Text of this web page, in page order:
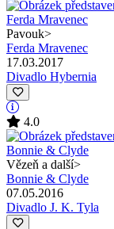
Pavouk>
Ferda Mravenec
17.03.2017
Divadlo Hybernia
4.0
Vězeň a další>
Bonnie & Clyde
07.05.2016
Divadlo J. K. Tyla